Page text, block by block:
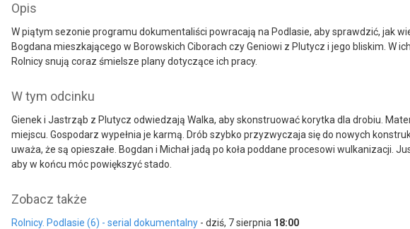
Opis
W piątym sezonie programu dokumentaliści powracają na Podlasie, aby sprawdzić, jak
Bogdana mieszkającego w Borowskich Ciborach czy Geniowi z Plutycz i jego bliskim. W
Rolnicy snują coraz śmielsze plany dotyczące ich pracy.
W tym odcinku
Gienek i Jastrząb z Plutycz odwiedzają Walka, aby skonstruować korytka dla drobiu.
miejscu. Gospodarz wypełnia je karmą. Drób szybko przyzwyczaja się do nowych
uważa, że są opieszałe. Bogdan i Michał jadą po koła poddane procesowi
aby w końcu móc powiększyć stado.
Zobacz także
Rolnicy. Podlasie (6) - serial dokumentalny - dziś, 7 sierpnia 18:00